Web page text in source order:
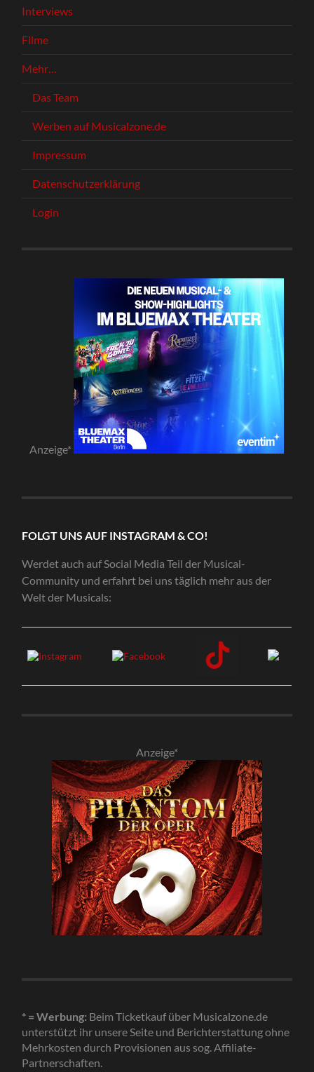
Interviews
Filme
Mehr…
Das Team
Werben auf Musicalzone.de
Impressum
Datenschutzerklärung
Login
Anzeige*
FOLGT UNS AUF INSTAGRAM & CO!
Werdet auch auf Social Media Teil der Musical-
Community und erfahrt bei uns täglich mehr aus der
Welt der Musicals:
Anzeige*
* = Werbung: Beim Ticketkauf über Musicalzone.de
unterstützt ihr unsere Seite und Berichterstattung ohne
Mehrkosten durch Provisionen aus sog. Affiliate-
Partnerschaften.